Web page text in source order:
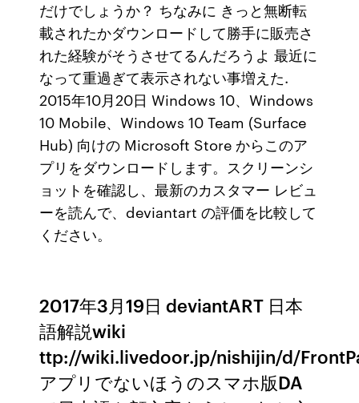
だけでしょうか？ ちなみに きっと無断転
載されたかダウンロードして勝手に販売さ
れた経験がそうさせてるんだろうよ 最近に
なって重過ぎて表示されない事増えた.
2015年10月20日 Windows 10、Windows
10 Mobile、Windows 10 Team (Surface
Hub) 向けの Microsoft Store からこのア
プリをダウンロードします。スクリーンシ
ョットを確認し、最新のカスタマー レビュ
ーを読んで、deviantart の評価を比較して
ください。
2017年3月19日 deviantART 日本
語解説wiki
ttp://wiki.livedoor.jp/nishijin/d/
アプリでないほうのスマホ版DA